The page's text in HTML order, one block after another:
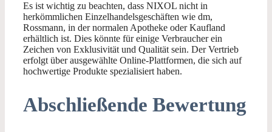
Es ist wichtig zu beachten, dass NIXOL nicht in
herkömmlichen Einzelhandelsgeschäften wie dm,
Rossmann, in der normalen Apotheke oder Kaufland
erhältlich ist. Dies könnte für einige Verbraucher ein
Zeichen von Exklusivität und Qualität sein. Der Vertrieb
erfolgt über ausgewählte Online-Plattformen, die sich auf
hochwertige Produkte spezialisiert haben.
Abschließende Bewertung